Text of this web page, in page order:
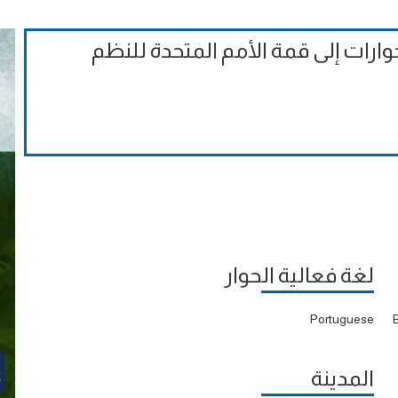
إلى قمة الأمم المتحدة للنظم
لغة فعالية الحوار
Portuguese
المدينة